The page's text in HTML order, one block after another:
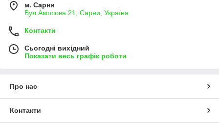
м. Сарни
Вул Амосова 21, Сарни, Україна
Контакти
Сьогодні вихідний
Показати весь графік роботи
Про нас
Контакти